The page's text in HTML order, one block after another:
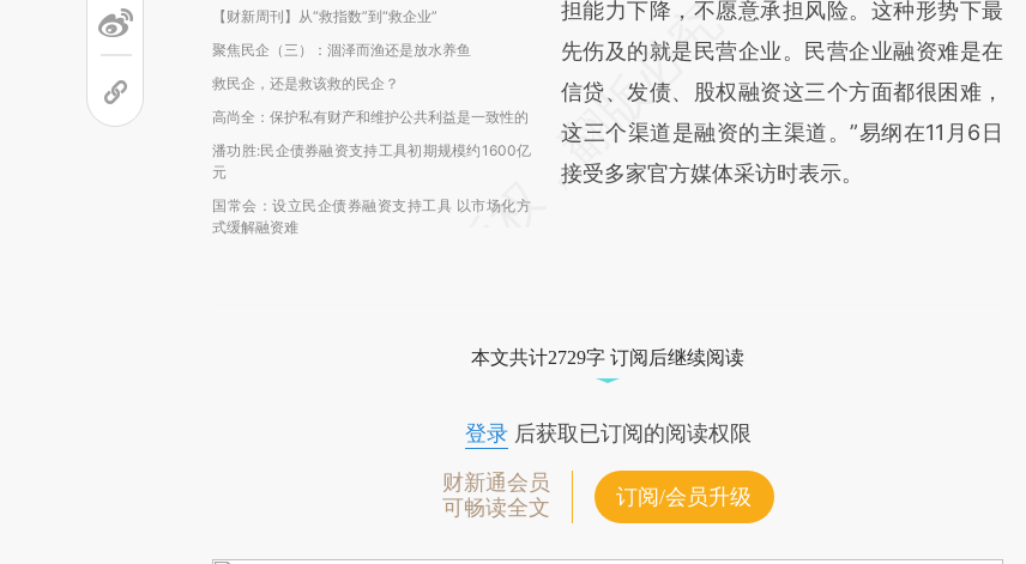
【财新周刊】从“救指数”到“救企业”
聚焦民企（三）：涸泽而渔还是放水养鱼
救民企，还是救该救的民企？
高尚全：保护私有财产和维护公共利益是一致性的
潘功胜:民企债券融资支持工具初期规模约1600亿
元
国常会：设立民企债券融资支持工具 以市场化方
式缓解融资难
担能力下降，不愿意承担风险。这种形势下最
先伤及的就是民营企业。民营企业融资难是在
信贷、发债、股权融资这三个方面都很困难，
这三个渠道是融资的主渠道。”易纲在11月6日
接受多家官方媒体采访时表示。
本文共计2729字 订阅后继续阅读
登录后获取已订阅的阅读权限
财新通会员
可畅读全文
订阅/会员升级